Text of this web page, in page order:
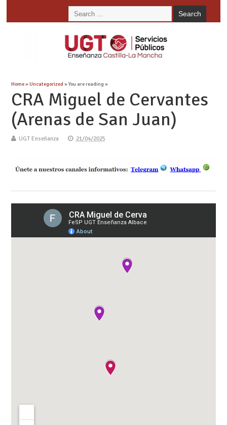
Home»Uncategorized » You are reading »
CRA Miguel de Cervantes
(Arenas de San Juan)
UGT Enseñanza 21/04/2025